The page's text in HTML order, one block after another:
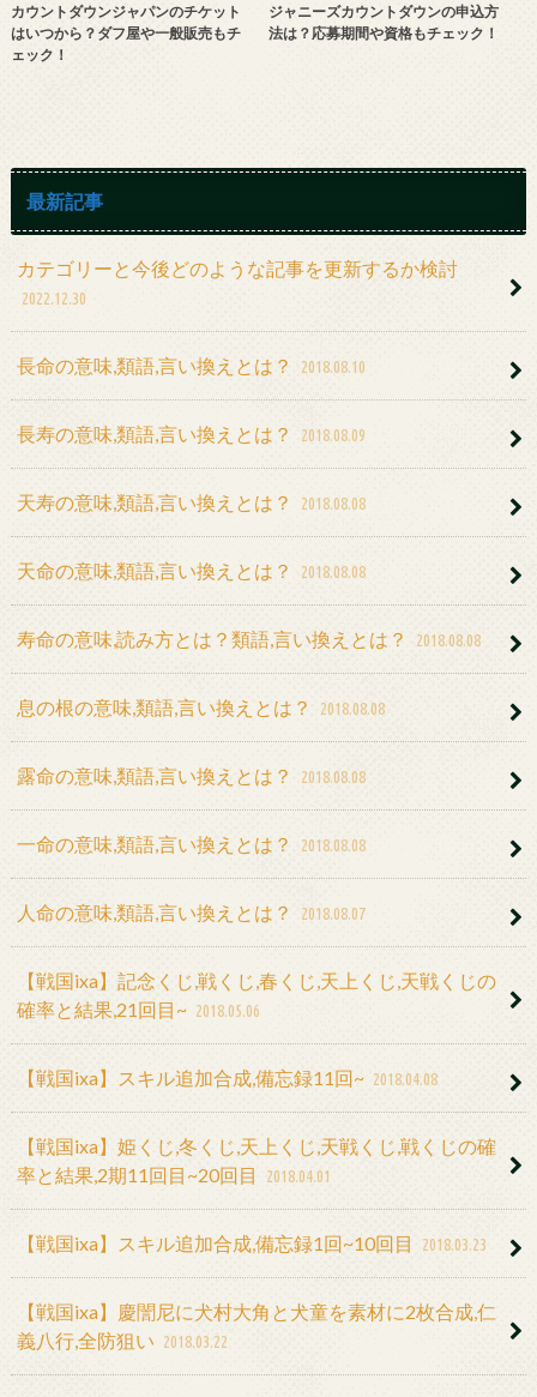
カウントダウンジャパンのチケット
はいつから？ダフ屋や一般販売もチ
ェック！
ジャニーズカウントダウンの申込方
法は？応募期間や資格もチェック！
最新記事
カテゴリーと今後どのような記事を更新するか検討
2022.12.30
長命の意味,類語,言い換えとは？ 2018.08.10
長寿の意味,類語,言い換えとは？ 2018.08.09
天寿の意味,類語,言い換えとは？ 2018.08.08
天命の意味,類語,言い換えとは？ 2018.08.08
寿命の意味,読み方とは？類語,言い換えとは？ 2018.08.08
息の根の意味,類語,言い換えとは？ 2018.08.08
露命の意味,類語,言い換えとは？ 2018.08.08
一命の意味,類語,言い換えとは？ 2018.08.08
人命の意味,類語,言い換えとは？ 2018.08.07
【戦国ixa】記念くじ,戦くじ,春くじ,天上くじ,天戦くじの
確率と結果,21回目~ 2018.05.06
【戦国ixa】スキル追加合成,備忘録11回~ 2018.04.08
【戦国ixa】姫くじ,冬くじ,天上くじ,天戦くじ,戦くじの確
率と結果,2期11回目~20回目
2018.04.01
【戦国ixa】スキル追加合成,備忘録1回~10回目 2018.03.23
【戦国ixa】慶誾尼に犬村大角と犬童を素材に2枚合成,仁
義八行,全防狙い 2018.03.22